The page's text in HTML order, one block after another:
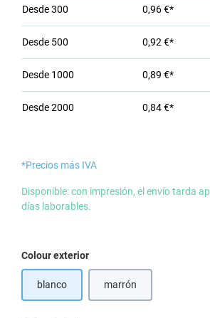
Desde300 0,96 €*
Desde 500 0,92 €*
Desde 1000 0,89 €*
Desde2000 0,84 €*
*Precios más IVA
Disponible: con impresión, el envío tarda
días laborables.
Seleccione
Colour exterior
blanco marrón